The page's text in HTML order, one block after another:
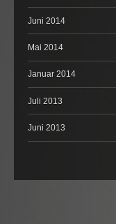
Juni 2014
Mai 2014
Januar 2014
Juli 2013
Juni 2013